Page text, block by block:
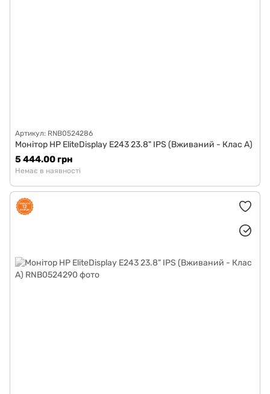
Артикул: RNB0524286
Монітор HP EliteDisplay E243 23.8" IPS (Вживаний - Клас A)
5 444.00 грн
Немає в наявності